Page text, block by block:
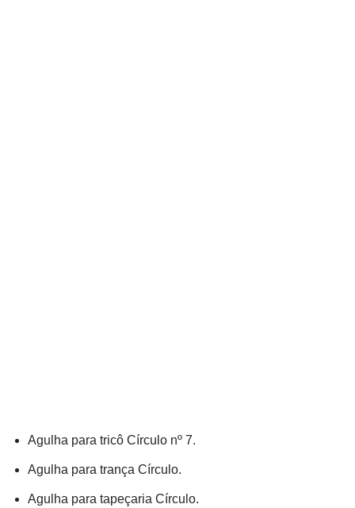
Agulha para tricô Círculo nº 7.
Agulha para trança Círculo.
Agulha para tapeçaria Círculo.